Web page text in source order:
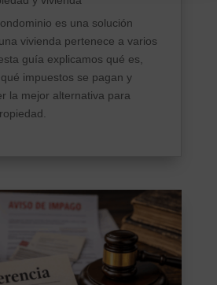
es una solución
vivienda pertenece a varios
guía explicamos qué es,
impuestos se pagan y
la mejor alternativa para